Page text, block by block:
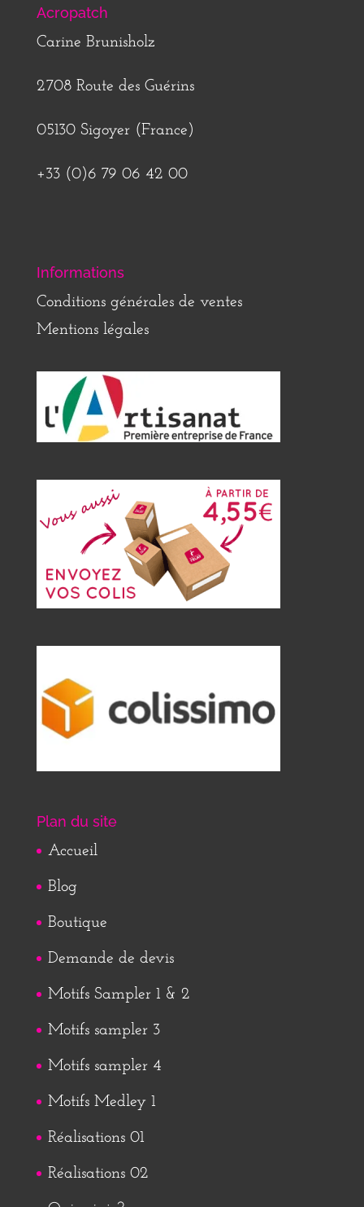
Acropatch
Carine Brunisholz
2708 Route des Guérins
05130 Sigoyer (France)
+33 (0)6 79 06 42 00
Informations
Conditions générales de ventes
Mentions légales
Plan du site
Accueil
Blog
Boutique
Demande de devis
Motifs Sampler 1 & 2
Motifs sampler 3
Motifs sampler 4
Motifs Medley 1
Réalisations 01
Réalisations 02